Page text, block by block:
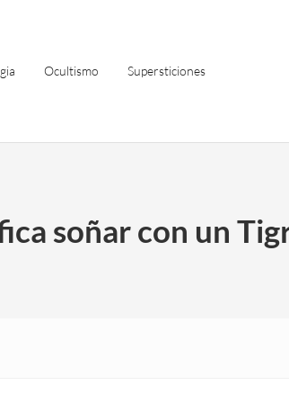
Ocultismo Supersticiones
soñar con un